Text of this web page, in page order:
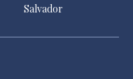
Salvador